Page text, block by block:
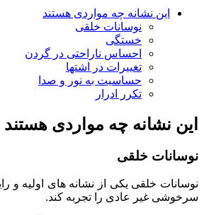
این نشانه چه مواردی هستند
نوسانات خلقی
خستگی
احساس ناراحتی در گردن
تغییرات در اشتها
حساسیت به نور و صدا
تکرر ادرار
این نشانه چه مواردی هستند
نوسانات خلقی
نوسانات خلقی یکی از نشانه‌ های اولیه
سرخوشی غیر عادی را تجربه کند.